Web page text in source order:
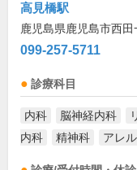
高見橋駅
鹿児島県鹿児島市西田
099-257-5711
診療科目
内科 脳神経内科
内科
精神科 アレ